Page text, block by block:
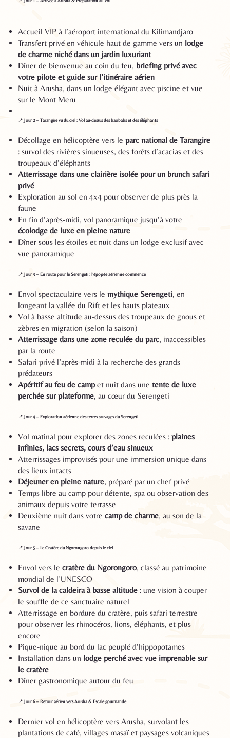
Accueil VIP à l’aéroport international du Kilimandjaro
Transfert privé en véhicule haut de gamme vers un lodge
de charme niché dans un jardin luxuriant
Dîner de bienvenue au coin du feu, briefing privé avec
votre pilote et guide sur l’itinéraire aérien
Nuit à Arusha, dans un lodge élégant avec piscine et vue
sur le Mont Meru
📍 Jour 2 – Tarangire vu du ciel : Vol au-dessus des baobabs et des éléphants
Décollage en hélicoptère vers leparc national de Tarangire
: survol des rivières sinueuses, des forêts d’acacias et des
troupeaux d’éléphants
Atterrissage dans une clairière isolée pour un brunch safari
privé
Exploration au sol en 4x4 pour observer de plus près la
faune
En fin d’après-midi, vol panoramique jusqu’à votre
écolodge de luxe en pleine nature
Dîner sous les étoiles et nuit dans un lodge exclusif avec
vue panoramique
📍 Jour 3 – En route pour le Serengeti : l’épopée aérienne commence
Envol spectaculaire vers lemythique Serengeti, en
longeant la vallée du Rift et les hauts plateaux
Vol à basse altitude au-dessus des troupeaux de gnous et
zèbres en migration (selon la saison)
Atterrissage dans une zone reculée du parc, inaccessibles
par la route
Safari privé l’après-midi à la recherche des grands
prédateurs
Apéritif au feu de campet nuit dans unetente de luxe
perchée sur plateforme, au cœur du Serengeti
📍 Jour 4 – Exploration aérienne des terres sauvages du Serengeti
Vol matinal pour explorer des zones reculées :plaines
infinies, lacs secrets, cours d’eau sinueux
Atterrissages improvisés pour une immersion unique dans
des lieux intacts
Déjeuner en pleine nature, préparé par un chef privé
Temps libre au camp pour détente, spa ou observation des
animaux depuis votre terrasse
Deuxième nuit dans votrecamp de charme, au son de la
savane
📍 Jour 5 – Le Cratère du Ngorongoro depuis le ciel
Envol vers lecratère du Ngorongoro, classé au patrimoine
mondial de l’UNESCO
Survol de la caldeira à basse altitude : une vision à couper
le souffle de ce sanctuaire naturel
Atterrissage en bordure du cratère, puis safari terrestre
pour observer les rhinocéros, lions, éléphants, et plus
encore
Pique-nique au bord du lac peuplé d’hippopotames
Installation dans un lodge perché avec vue imprenable sur
le cratère
Dîner gastronomique autour du feu
📍 Jour 6 – Retour aérien vers Arusha & Escale gourmande
Dernier vol en hélicoptère vers Arusha, survolant les
plantations de café, villages masaï et paysages volcaniques